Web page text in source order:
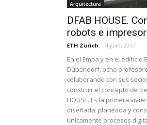
Arquitectura
DFAB HOUSE.
robots e
ETH Zurich - 4 julio, 2017
En el Empa y en el edificio
Dübendorf, ocho
colaborando con sus
construir el concepto de
HOUSE. Es la primera
diseñada, planeada y
únicamente procesos